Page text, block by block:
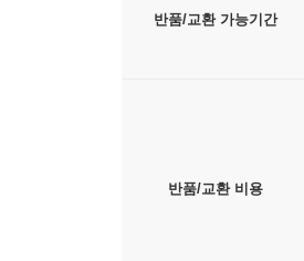
반품/교환 가능기간
반품/교환 비용